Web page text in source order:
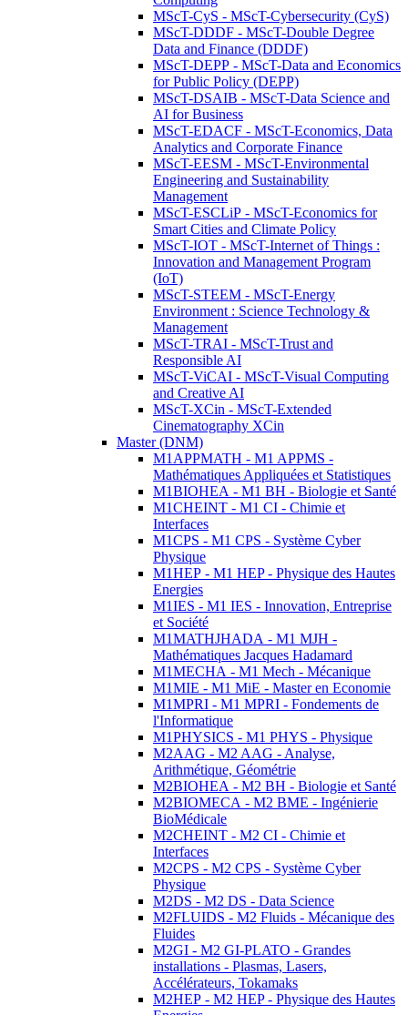
MScT-CyS - MScT-Cybersecurity (CyS)
MScT-DDDF - MScT-Double Degree
Data and Finance (DDDF)
MScT-DEPP - MScT-Data and Economics
for Public Policy (DEPP)
MScT-DSAIB - MScT-Data Science and
AI for Business
MScT-EDACF - MScT-Economics, Data
Analytics and Corporate Finance
MScT-EESM - MScT-Environmental
Engineering and Sustainability
Management
MScT-ESCLiP - MScT-Economics for
Smart Cities and Climate Policy
MScT-IOT - MScT-Internet of Things :
Innovation and Management Program
(IoT)
MScT-STEEM - MScT-Energy
Environment : Science Technology &
Management
MScT-TRAI - MScT-Trust and
Responsible AI
MScT-ViCAI - MScT-Visual Computing
and Creative AI
MScT-XCin - MScT-Extended
Cinematography XCin
Master (DNM)
M1APPMATH - M1 APPMS -
Mathématiques Appliquées et Statistiques
M1BIOHEA - M1 BH - Biologie et Santé
M1CHEINT - M1 CI - Chimie et
Interfaces
M1CPS - M1 CPS - Système Cyber
Physique
M1HEP - M1 HEP - Physique des Hautes
Energies
M1IES - M1 IES - Innovation, Entreprise
et Société
M1MATHJHADA - M1 MJH -
Mathématiques Jacques Hadamard
M1MECHA - M1 Mech - Mécanique
M1MIE - M1 MiE - Master en Economie
M1MPRI - M1 MPRI - Fondements de
l'Informatique
M1PHYSICS - M1 PHYS - Physique
M2AAG - M2 AAG - Analyse,
Arithmétique, Géométrie
M2BIOHEA - M2 BH - Biologie et Santé
M2BIOMECA - M2 BME - Ingénierie
BioMédicale
M2CHEINT - M2 CI - Chimie et
Interfaces
M2CPS - M2 CPS - Système Cyber
Physique
M2DS - M2 DS - Data Science
M2FLUIDS - M2 Fluids - Mécanique des
Fluides
M2GI - M2 GI-PLATO - Grandes
installations - Plasmas, Lasers,
Accélérateurs, Tokamaks
M2HEP - M2 HEP - Physique des Hautes